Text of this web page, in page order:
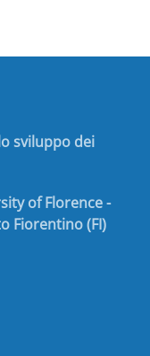
sviluppo dei
of Florence -
Fiorentino (FI)